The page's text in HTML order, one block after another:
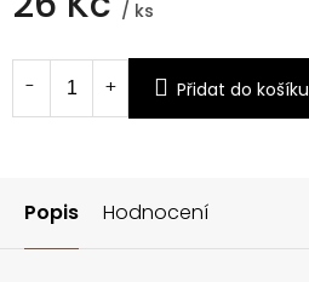
/ ks
cena:
Přidat do košíku
Popis Hodnocení